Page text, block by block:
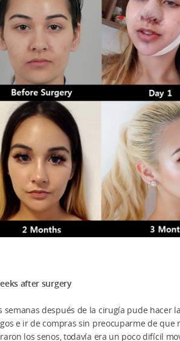
after surgery
semanas después de la cirugía pude hacer
e ir de compras sin preocuparme de
los senos, todavía era un poco difícil